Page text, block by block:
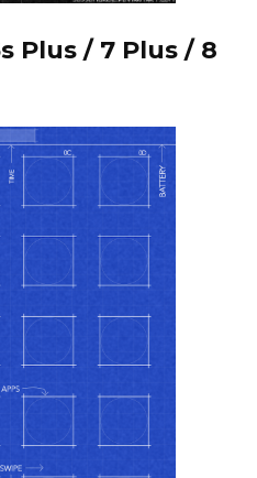
Plus / 7 Plus / 8